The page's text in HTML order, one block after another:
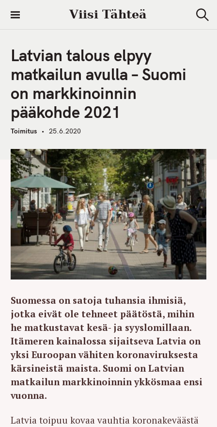
i
Viisi Tähteä
e
Latvian talous elpyy
matkailun avulla – Suomi
on markkinoinnin
pääkohde 2021
Toimitus 25.6.2020
Suomessa on satoja tuhansia ihmisiä,
jotka eivät ole tehneet päätöstä, mihin
he matkustavat kesä- ja syyslomillaan.
Itämeren kainalossa sijaitseva Latvia on
yksi Euroopan vähiten koronaviruksesta
kärsineistä maista. Suomi on Latvian
matkailun markkinoinnin ykkösmaa ensi
vuonna.
Latvia toipuu kovaa vauhtia koronakeväästä